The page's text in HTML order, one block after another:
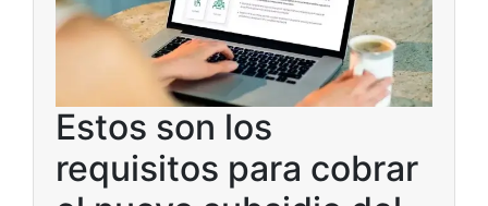
Estos son los
requisitos para cobrar